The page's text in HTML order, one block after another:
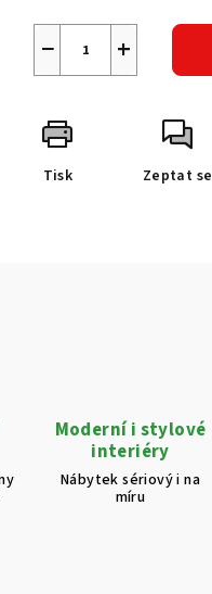
+
−
Tisk Zeptat se
Moderní i stylové
interiéry
Nábytek sériový i na
míru